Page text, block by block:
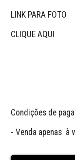
LINK PARA FOTO
CLIQUE AQUI
Condições de
- Venda apenas  à